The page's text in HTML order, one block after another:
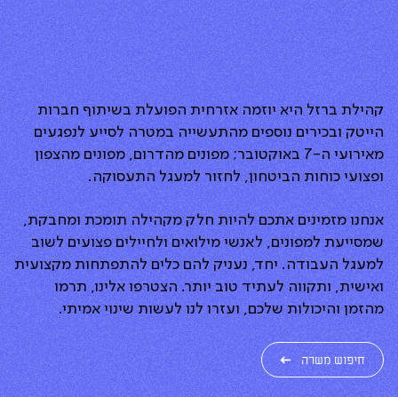
קהילת ברזל היא יוזמה אזרחית הפועלת בשיתוף חברות
הייטק ובכירים נוספים מהתעשייה במטרה לסייע לנפגעים
מאירועי ה-7 באוקטובר; מפונים מהדרום, מפונים מהצפון
ופצועי כוחות הביטחון, לחזור למעגל התעסוקה.
אנחנו מזמינים אתכם להיות חלק מקהילה תומכת ומחבקת,
שמסייעת למפונים, לאנשי מילואים ולחיילים פצועים לשוב
למעגל העבודה. יחד, נעניק להם כלים להתפתחות מקצועית
ואישית, ותקווה לעתיד טוב יותר. הצטרפו אלינו, תרמו
מהזמן והיכולות שלכם, ועזרו לנו לעשות שינוי אמיתי.
חיפוש משרה